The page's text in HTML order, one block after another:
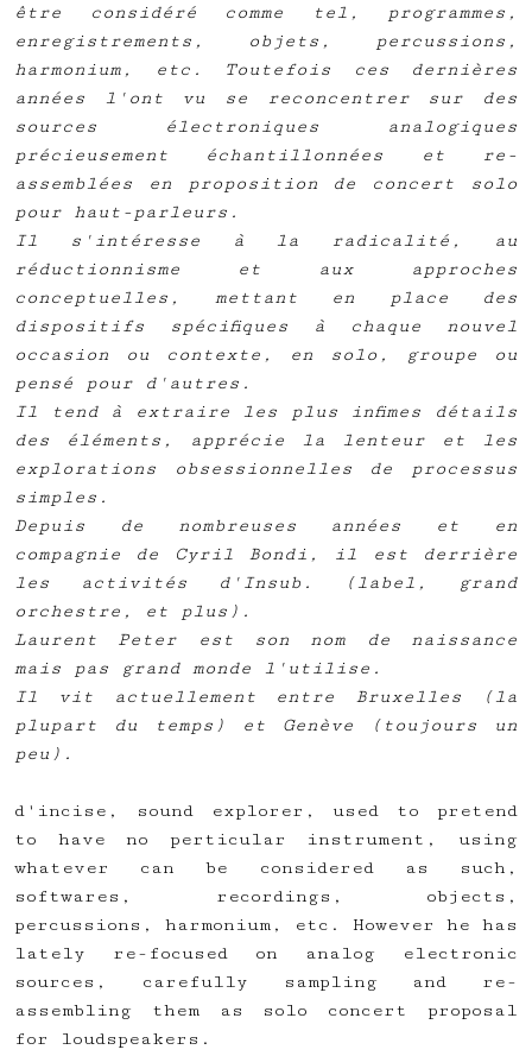
être considéré comme tel, programmes,
enregistrements, objets, percussions,
harmonium, etc. Toutefois ces dernières
années l'ont vu se reconcentrer sur des
sources électroniques analogiques
précieusement échantillonnées et re-
assemblées en proposition de concert solo
pour haut-parleurs.
Il s'intéresse à la radicalité, au
réductionnisme et aux approches
conceptuelles, mettant en place des
dispositifs spécifiques à chaque nouvel
occasion ou contexte, en solo, groupe ou
pensé pour d'autres.
Il tend à extraire les plus infimes détails
des éléments, apprécie la lenteur et les
explorations obsessionnelles de processus
simples.
Depuis de nombreuses années et en
compagnie de Cyril Bondi, il est derrière
les activités d'Insub. (label, grand
orchestre, et plus).
Laurent Peter est son nom de naissance
mais pas grand monde l'utilise.
Il vit actuellement entre Bruxelles (la
plupart du temps) et Genève (toujours un
peu).
d'incise, sound explorer, used to pretend
to have no perticular instrument, using
whatever can be considered as such,
softwares, recordings, objects,
percussions, harmonium, etc. However he has
lately re-focused on analog electronic
sources, carefully sampling and re-
assembling them as solo concert proposal
for loudspeakers.